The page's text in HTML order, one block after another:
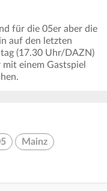
für die 05er aber die
auf den letzten
(17.30 Uhr/DAZN)
einem Gastspiel
Mainz